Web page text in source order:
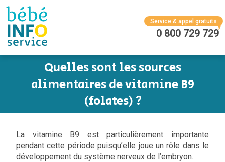
Service & appel gratuits
0 800 729 729
Quelles sont les sources
alimentaires de vitamine B9
(folates) ?
La vitamine B9 est particulièrement importante
pendant cette période puisqu’elle joue un rôle dans le
développement du système nerveux de l’embryon.